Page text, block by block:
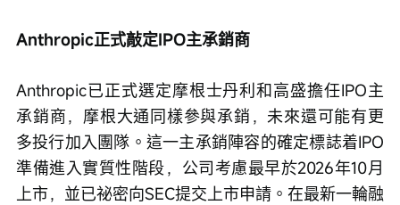
Anthropic正式敲定IPO主承銷商
Anthropic已正式選定摩根士丹利和高盛擔任IPO主
承銷商，摩根大通同樣參與承銷，未來還可能有更
多投行加入團隊。這一主承銷陣容的確定標誌着IPO
準備進入實質性階段，公司考慮最早於2026年10月
上市，並已祕密向SEC提交上市申請。在最新一輪融